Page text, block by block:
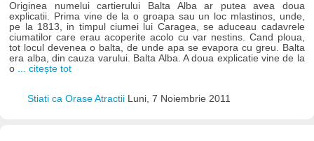
Originea numelui cartierului Balta Alba ar putea avea doua
explicatii. Prima vine de la o groapa sau un loc mlastinos, unde,
pe la 1813, in timpul ciumei lui Caragea, se aduceau cadavrele
ciumatilor care erau acoperite acolo cu var nestins. Cand ploua,
tot locul devenea o balta, de unde apa se evapora cu greu. Balta
era alba, din cauza varului. Balta Alba. A doua explicatie vine de la
o ... citește tot
Stiati ca Orase Atractii Luni, 7 Noiembrie 2011